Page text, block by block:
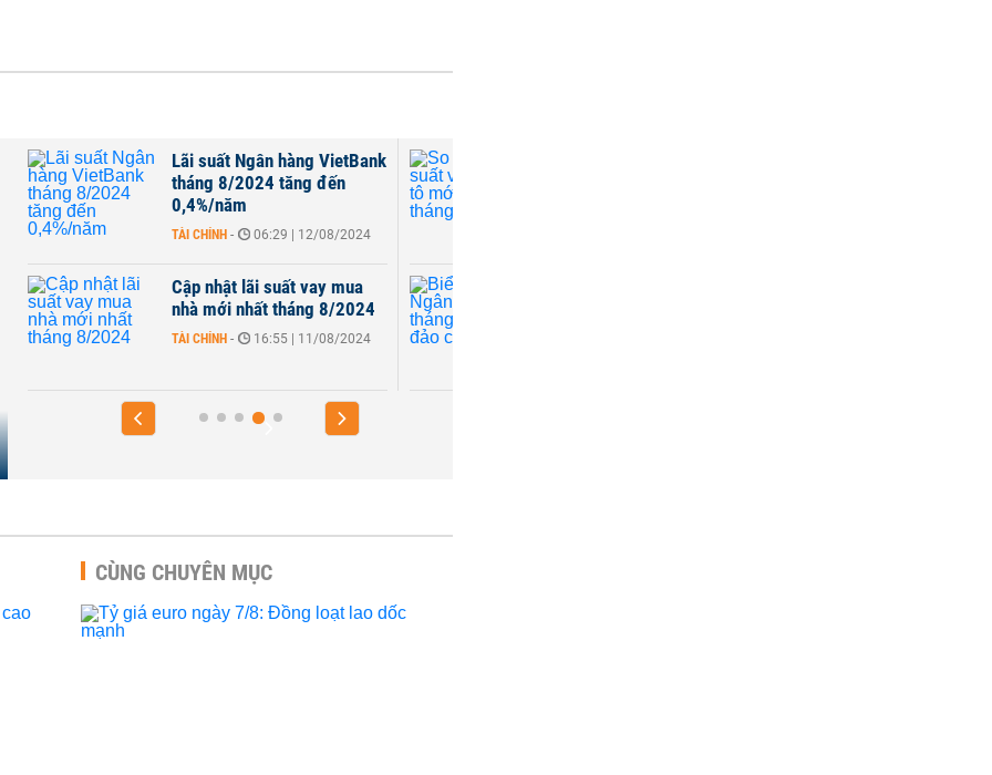
Lãi suất Ngân hàng VietBank
tháng 8/2024 tăng đến
0,4%/năm
TÀI CHÍNH - 06:29 | 12/08/2024
Cập nhật lãi suất vay mua
nhà mới nhất tháng 8/2024
TÀI CHÍNH - 16:55 | 11/08/2024
CÙNG CHUYÊN MỤC